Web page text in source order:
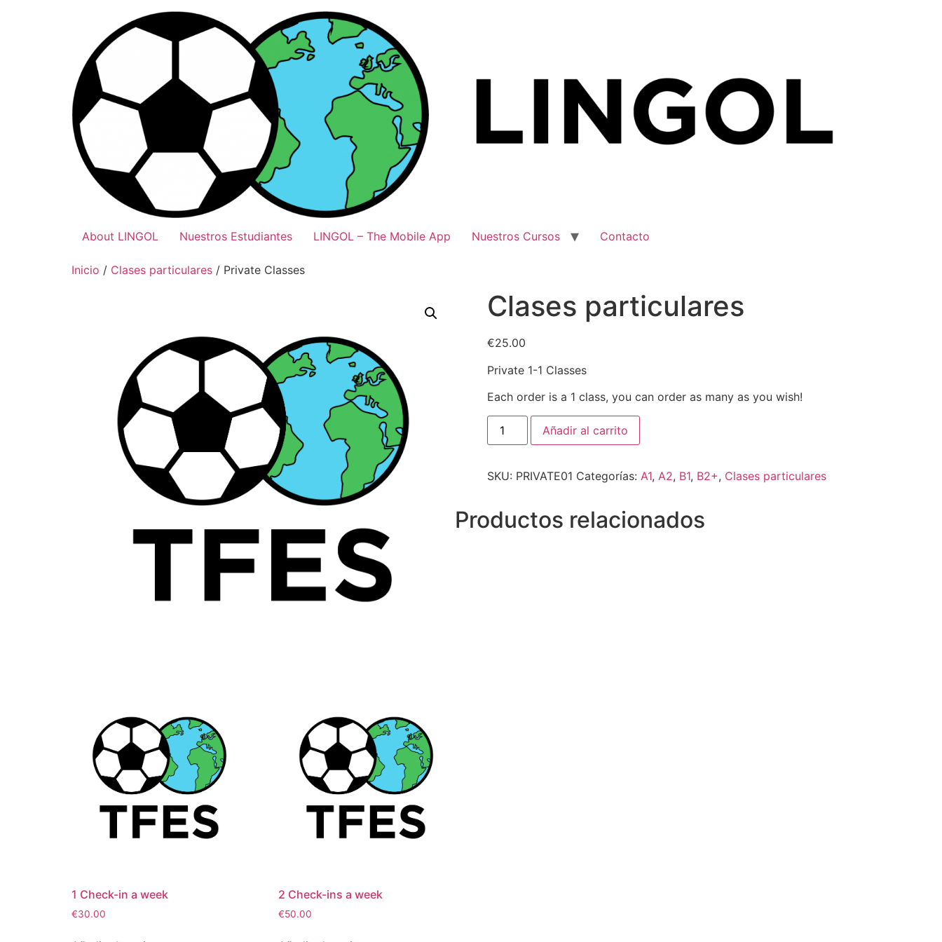
About LINGOL Nuestros Estudiantes LINGOL – The Mobile App Nuestros Cursos Contacto
Inicio / Clases particulares / Private Classes
Clases particulares
€25.00
Private 1-1 Classes
Each order is a 1 class, you can order as many as you wish!
Private
Classes
cantidad
Añadir al carrito
SKU: PRIVATE01 Categorías: A1, A2, B1, B2+, Clases particulares
Productos relacionados
1 Check-in a week
€30.00
2 Check-ins a week
€50.00